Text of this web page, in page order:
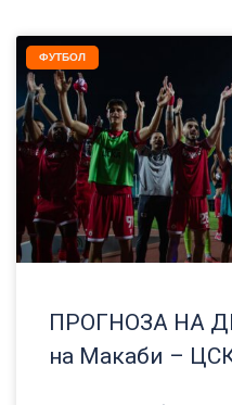
ФУТБОЛ
ПРОГНОЗА НА
на Макаби –